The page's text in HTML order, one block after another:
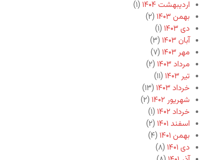
اردیبهشت ۱۴۰۴
(۱)
بهمن ۱۴۰۳
(۲)
دی ۱۴۰۳
(۱)
آبان ۱۴۰۳
(۳)
مهر ۱۴۰۳
(۷)
مرداد ۱۴۰۳
(۲)
تیر ۱۴۰۳
(۱۱)
خرداد ۱۴۰۳
(۱۳)
شهریور ۱۴۰۲
(۲)
خرداد ۱۴۰۲
(۱)
اسفند ۱۴۰۱
(۲)
بهمن ۱۴۰۱
(۴)
دی ۱۴۰۱
(۸)